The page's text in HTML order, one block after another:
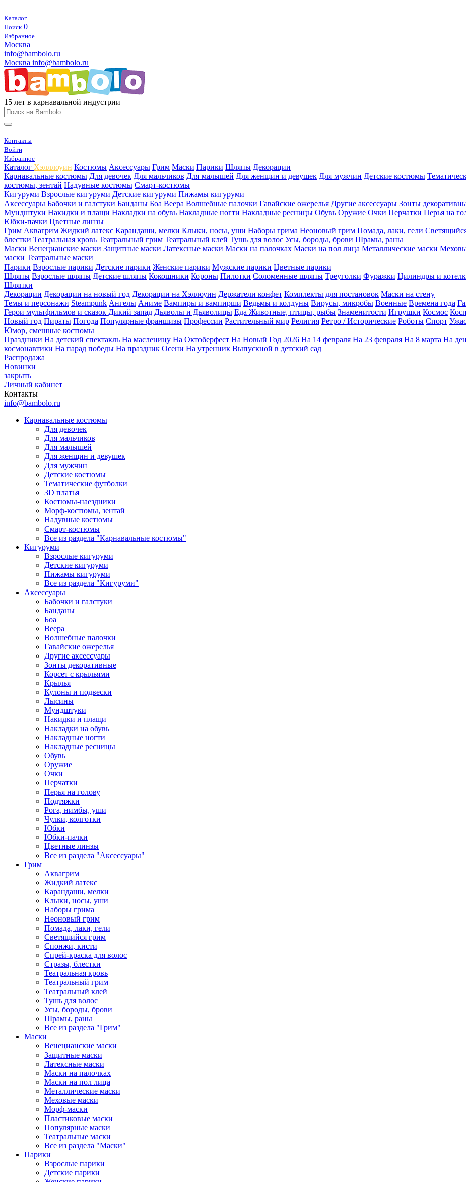
Каталог
Поиск 0
Избранное
Москва
info@bambolo.ru
Москва info@bambolo.ru
15 лет в карнавальной индустрии
Контакты
Войти
Избранное
Каталог Хэлллоуин Костюмы Аксессуары Грим Маски Парики Шляпы Декорации
Карнавальные костюмы Для девочек Для мальчиков Для малышей Для женщин и девушек Для мужчин Детские костюмы
костюмы, зентай Надувные костюмы Смарт-костюмы
Кигуруми Взрослые кигуруми Детские кигуруми Пижамы кигуруми
Аксессуары Бабочки и галстуки Банданы Боа Веера Волшебные палочки Гавайские ожерелья Другие аксессуары Зонты
Мундштуки Накидки и плащи Накладки на обувь Накладные ногти Накладные ресницы Обувь Оружие Очки Перчатки Перья на
Юбки-пачки Цветные линзы
Грим Аквагрим Жидкий латекс Карандаши, мелки Клыки, носы, уши Наборы грима Неоновый грим Помада, лаки, гели
блестки Театральная кровь Театральный грим Театральный клей Тушь для волос Усы, бороды, брови Шрамы, раны
Маски Венецианские маски Защитные маски Латексные маски Маски на палочках Маски на пол лица Металлические маски
маски Театральные маски
Парики Взрослые парики Детские парики Женские парики Мужские парики Цветные парики
Шляпы Взрослые шляпы Детские шляпы Кокошники Короны Пилотки Соломенные шляпы Треуголки Фуражки Цилиндры и
Шляпки
Декорации Декорации на новый год Декорации на Хэллоуин Держатели конфет Комплекты для постановок Маски на стену
Темы и персонажи Steampunk Ангелы Аниме Вампиры и вампирши Ведьмы и колдуны Вирусы, микробы Военные Времена года
Герои мультфильмов и сказок Дикий запад Дьяволы и Дьяволицы Еда Животные, птицы, рыбы Знаменитости Игрушки Космос
Новый год Пираты Погода Популярные франшизы Профессии Растительный мир Религия Ретро / Исторические Роботы Спорт
Юмор, смешные костюмы
Праздники На детский спектакль На масленицу На Октоберфест На Новый Год 2026 На 14 февраля На 23 февраля На 8 марта На
космонавтики На парад победы На праздник Осени На утренник Выпускной в детский сад
Распродажа
Новинки
закрыть
Личный кабинет
Контакты
info@bambolo.ru
Карнавальные костюмы
Для девочек
Для мальчиков
Для малышей
Для женщин и девушек
Для мужчин
Детские костюмы
Тематические футболки
3D платья
Костюмы-наездники
Морф-костюмы, зентай
Надувные костюмы
Смарт-костюмы
Все из раздела "Карнавальные костюмы"
Кигуруми
Взрослые кигуруми
Детские кигуруми
Пижамы кигуруми
Все из раздела "Кигуруми"
Аксессуары
Бабочки и галстуки
Банданы
Боа
Веера
Волшебные палочки
Гавайские ожерелья
Другие аксессуары
Зонты декоративные
Корсет с крыльями
Крылья
Кулоны и подвески
Лысины
Мундштуки
Накидки и плащи
Накладки на обувь
Накладные ногти
Накладные ресницы
Обувь
Оружие
Очки
Перчатки
Перья на голову
Подтяжки
Рога, нимбы, уши
Чулки, колготки
Юбки
Юбки-пачки
Цветные линзы
Все из раздела "Аксессуары"
Грим
Аквагрим
Жидкий латекс
Карандаши, мелки
Клыки, носы, уши
Наборы грима
Неоновый грим
Помада, лаки, гели
Светящийся грим
Спонжи, кисти
Спрей-краска для волос
Стразы, блестки
Театральная кровь
Театральный грим
Театральный клей
Тушь для волос
Усы, бороды, брови
Шрамы, раны
Все из раздела "Грим"
Маски
Венецианские маски
Защитные маски
Латексные маски
Маски на палочках
Маски на пол лица
Металлические маски
Меховые маски
Морф-маски
Пластиковые маски
Популярные маски
Театральные маски
Все из раздела "Маски"
Парики
Взрослые парики
Детские парики